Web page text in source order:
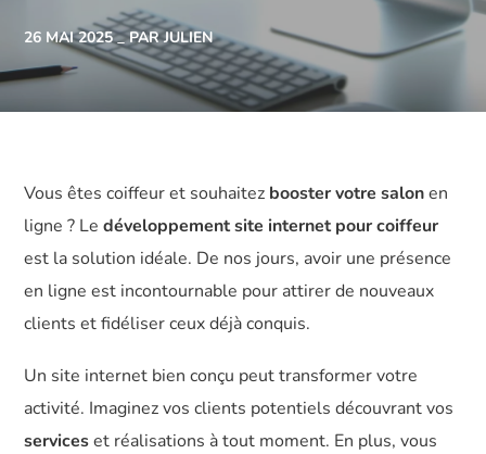
26 MAI 2025 PAR JULIEN
Vous êtes coiffeur et souhaitez booster votre salonen
ligne ? Ledéveloppement site internet pour coiffeur
est la solution idéale. De nos jours, avoir une présence
en ligne est incontournable pour attirer de nouveaux
clients et fidéliser ceux déjà conquis.
Un site internet bien conçu peut transformer votre
activité. Imaginez vos clients potentiels découvrant vos
serviceset réalisations à tout moment. En plus, vous